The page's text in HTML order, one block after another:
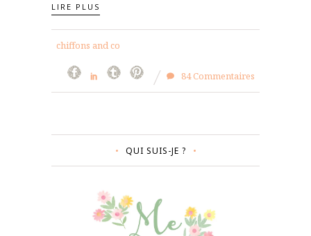
LIRE PLUS
chiffons and co
84 Commentaires
QUI SUIS-JE ?